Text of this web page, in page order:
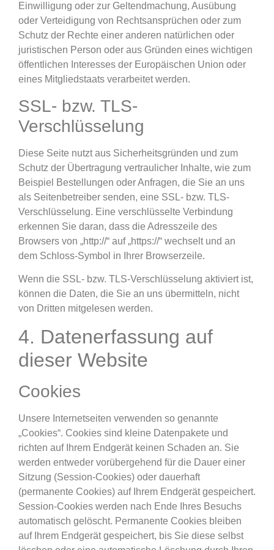
Einwilligung oder zur Geltendmachung, Ausübung
oder Verteidigung von Rechtsansprüchen oder zum
Schutz der Rechte einer anderen natürlichen oder
juristischen Person oder aus Gründen eines wichtigen
öffentlichen Interesses der Europäischen Union oder
eines Mitgliedstaats verarbeitet werden.
SSL- bzw. TLS-
Verschlüsselung
Diese Seite nutzt aus Sicherheitsgründen und zum
Schutz der Übertragung vertraulicher Inhalte, wie zum
Beispiel Bestellungen oder Anfragen, die Sie an uns
als Seitenbetreiber senden, eine SSL- bzw. TLS-
Verschlüsselung. Eine verschlüsselte Verbindung
erkennen Sie daran, dass die Adresszeile des
Browsers von „http://“ auf „https://“ wechselt und an
dem Schloss-Symbol in Ihrer Browserzeile.
Wenn die SSL- bzw. TLS-Verschlüsselung aktiviert ist,
können die Daten, die Sie an uns übermitteln, nicht
von Dritten mitgelesen werden.
4. Datenerfassung auf
dieser Website
Cookies
Unsere Internetseiten verwenden so genannte
„Cookies“. Cookies sind kleine Datenpakete und
richten auf Ihrem Endgerät keinen Schaden an. Sie
werden entweder vorübergehend für die Dauer einer
Sitzung (Session-Cookies) oder dauerhaft
(permanente Cookies) auf Ihrem Endgerät gespeichert.
Session-Cookies werden nach Ende Ihres Besuchs
automatisch gelöscht. Permanente Cookies bleiben
auf Ihrem Endgerät gespeichert, bis Sie diese selbst